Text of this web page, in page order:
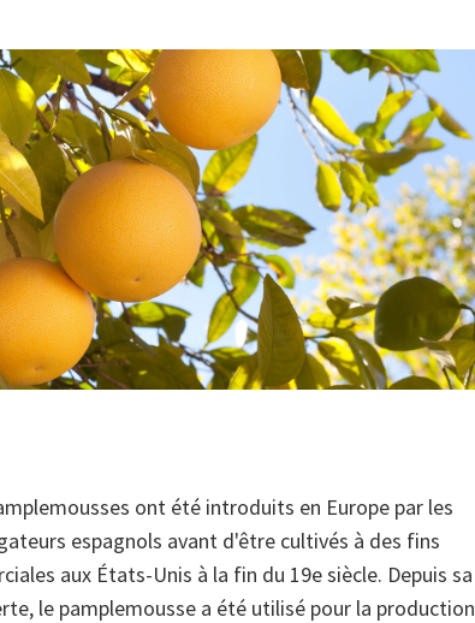
ont été introduits en Europe par les
espagnols avant d'être cultivés à des fins
aux États-Unis à la fin du 19e siècle. Depuis sa
le pamplemousse a été utilisé pour la production